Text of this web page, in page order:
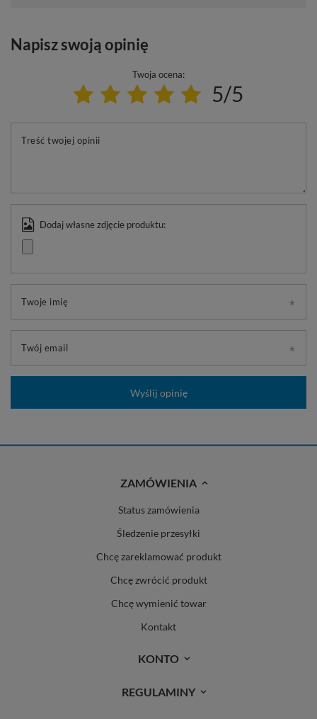
Napisz swoją opinię
Twoja ocena:
5/5
Treść twojej opinii
Dodaj własne zdjęcie produktu:
Twoje imię
Twój email
Wyślij opinię
ZAMÓWIENIA
Status zamówienia
Śledzenie przesyłki
Chcę zareklamować produkt
Chcę zwrócić produkt
Chcę wymienić towar
Kontakt
KONTO
REGULAMINY